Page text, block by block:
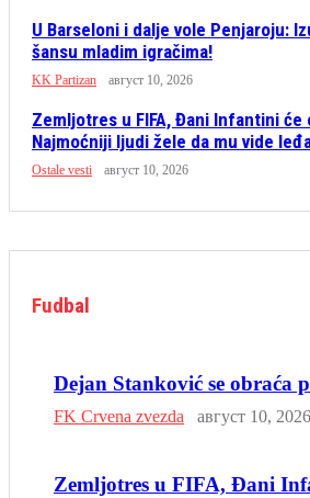
U Barseloni i dalje vole Penjaroju:
šansu mladim igračima!
KK Partizan август 10, 2026
Zemljotres u FIFA, Đani Infantini
Najmoćniji ljudi žele da mu vide
Ostale vesti август 10, 2026
Fudbal
Dejan Stanković se obraća
FK Crvena zvezda август 10, 2026
Zemljotres u FIFA, Đani